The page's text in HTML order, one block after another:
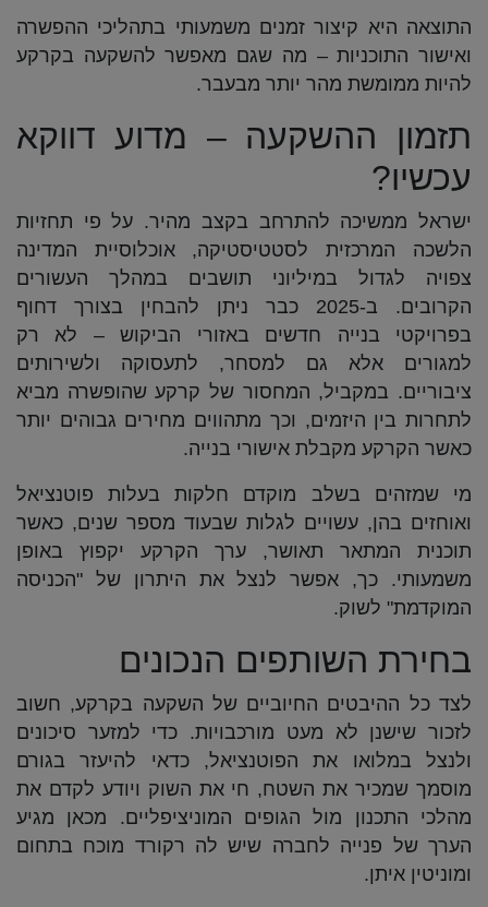
התוצאה היא קיצור זמנים משמעותי בתהליכי ההפשרה
ואישור התוכניות – מה שגם מאפשר להשקעה בקרקע
להיות ממומשת מהר יותר מבעבר.
תזמון ההשקעה – מדוע דווקא
עכשיו?
ישראל ממשיכה להתרחב בקצב מהיר. על פי תחזיות
הלשכה המרכזית לסטטיסטיקה, אוכלוסיית המדינה
צפויה לגדול במיליוני תושבים במהלך העשורים
הקרובים. ב-2025 כבר ניתן להבחין בצורך דחוף
בפרויקטי בנייה חדשים באזורי הביקוש – לא רק
למגורים אלא גם למסחר, לתעסוקה ולשירותים
ציבוריים. במקביל, המחסור של קרקע שהופשרה מביא
לתחרות בין היזמים, וכך מתהווים מחירים גבוהים יותר
כאשר הקרקע מקבלת אישורי בנייה.
מי שמזהים בשלב מוקדם חלקות בעלות פוטנציאל
ואוחזים בהן, עשויים לגלות שבעוד מספר שנים, כאשר
תוכנית המתאר תאושר, ערך הקרקע יקפוץ באופן
משמעותי. כך, אפשר לנצל את היתרון של "הכניסה
המוקדמת" לשוק.
בחירת השותפים הנכונים
לצד כל ההיבטים החיוביים של השקעה בקרקע, חשוב
לזכור שישנן לא מעט מורכבויות. כדי למזער סיכונים
ולנצל במלואו את הפוטנציאל, כדאי להיעזר בגורם
מוסמך שמכיר את השטח, חי את השוק ויודע לקדם את
מהלכי התכנון מול הגופים המוניציפליים. מכאן מגיע
הערך של פנייה לחברה שיש לה רקורד מוכח בתחום
ומוניטין איתן.